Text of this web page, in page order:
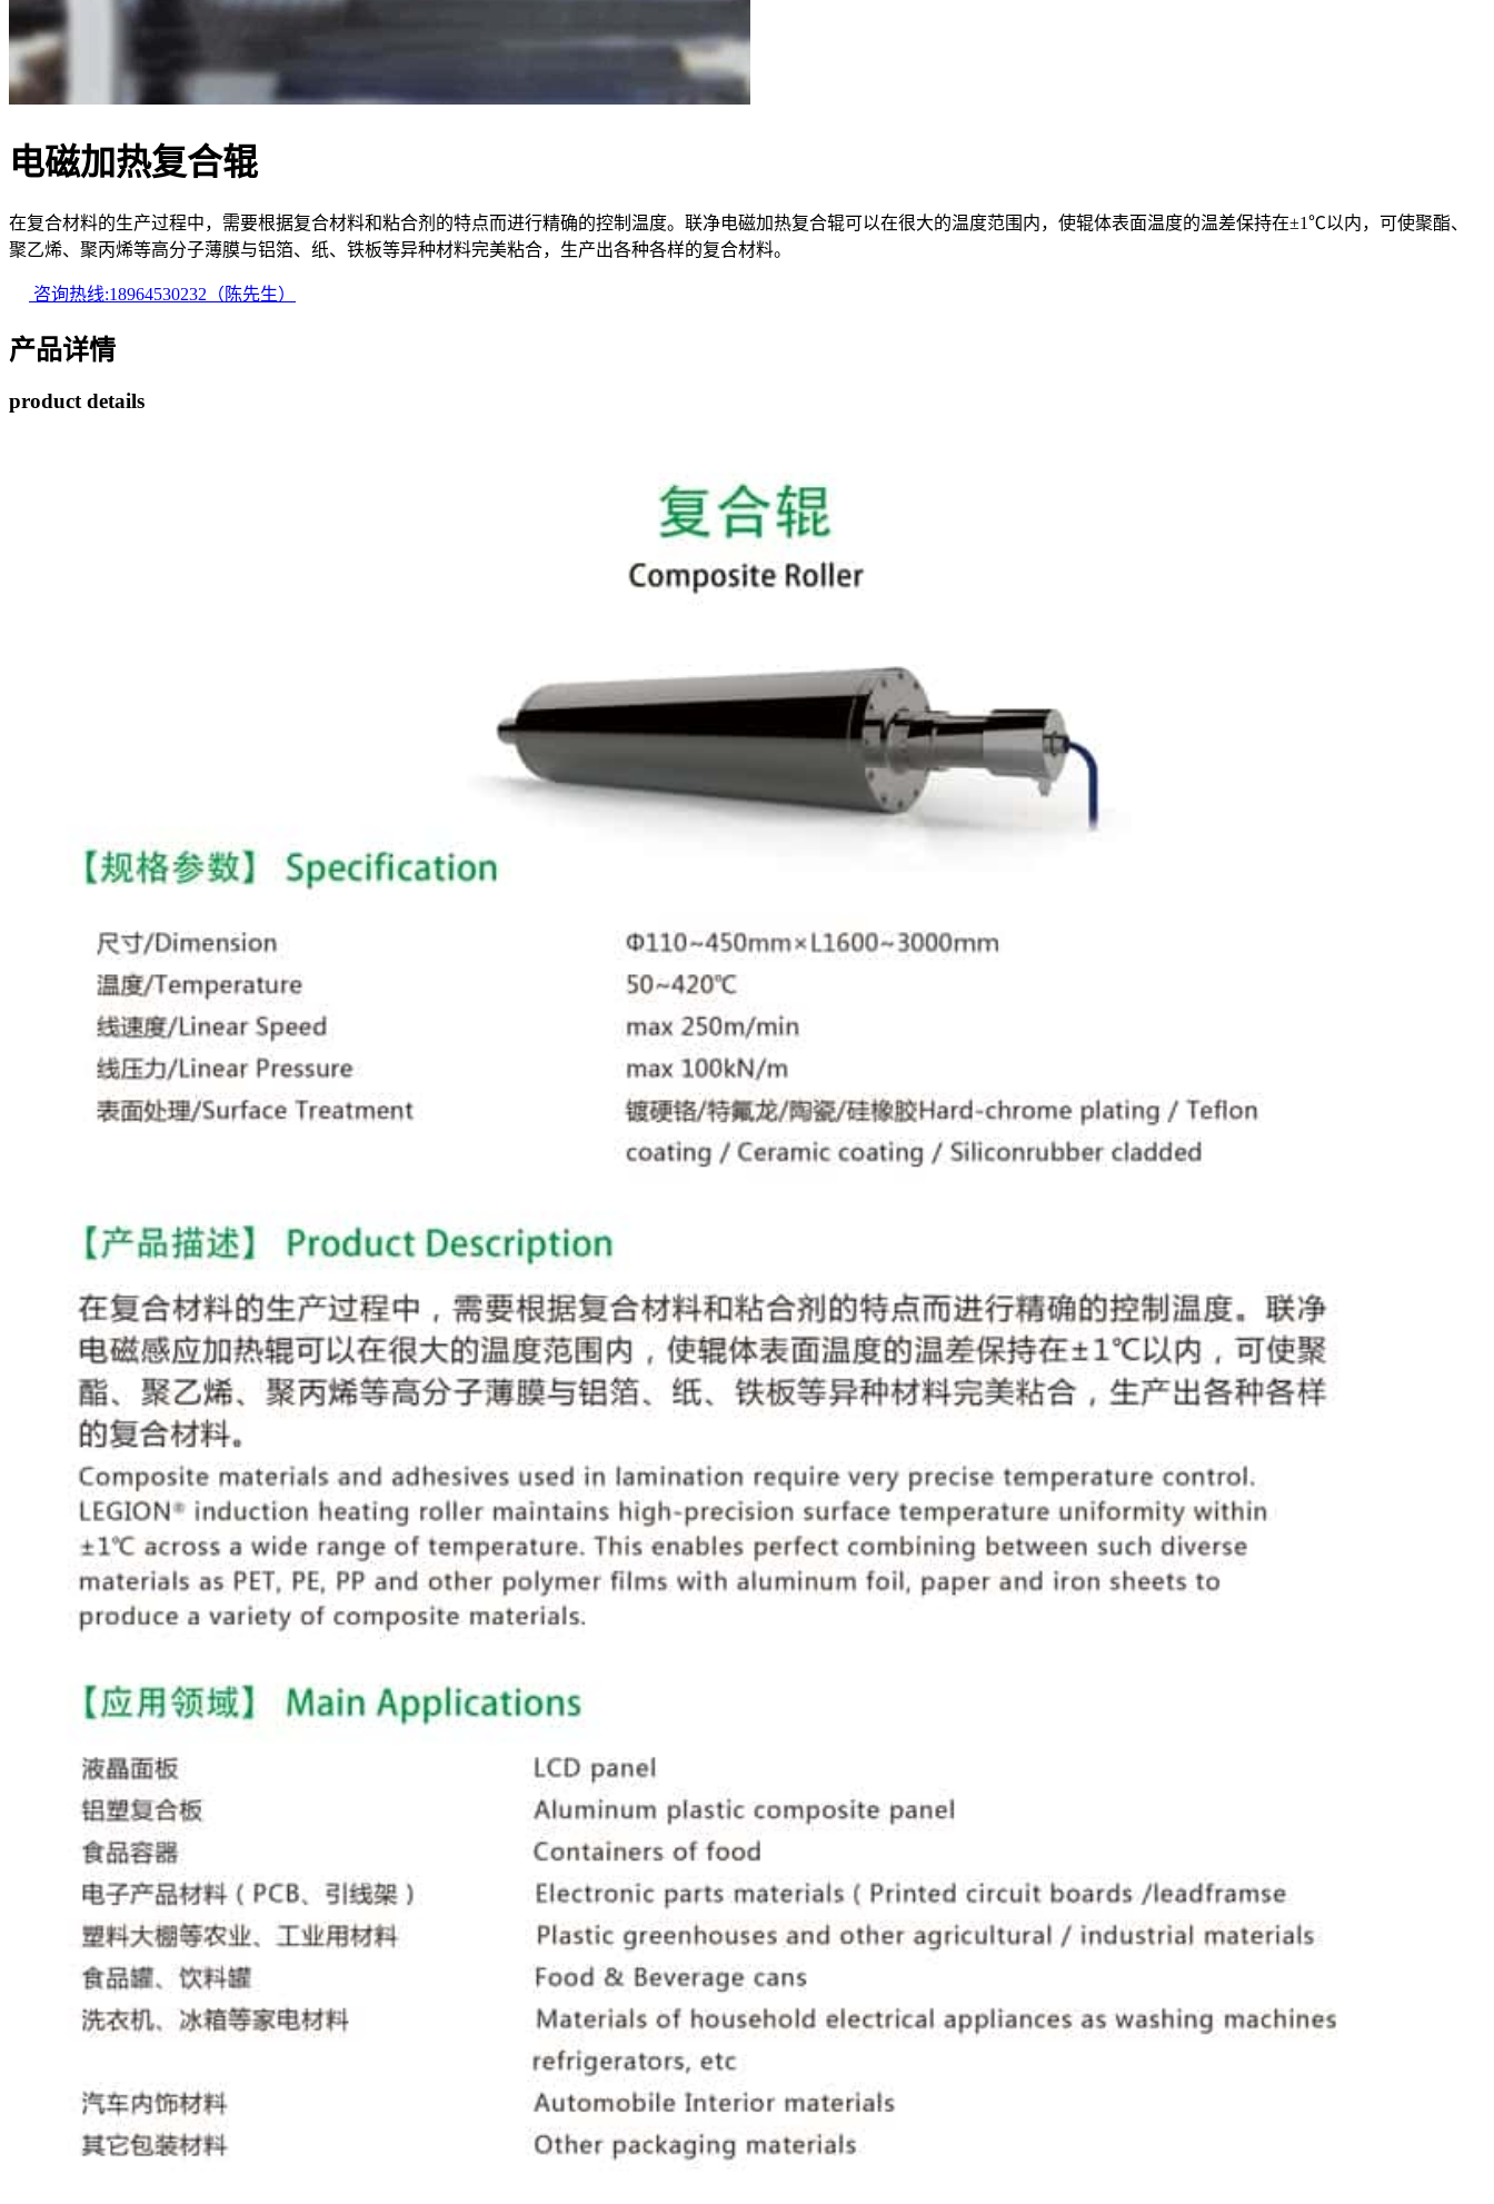
电磁加热复合辊
在复合材料的生产过程中，需要根据复合材料和粘合剂的特点而进行精确的控制温度。联净电磁加热复合辊可以在很大的温度范围内，使辊体表面温度的温差保持在±1℃以内，可使聚酯、
聚乙烯、聚丙烯等高分子薄膜与铝箔、纸、铁板等异种材料完美粘合，生产出各种各样的复合材料。
咨询热线:18964530232（陈先生）
产品详情
product details